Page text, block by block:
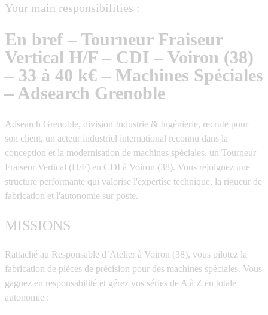
Your main responsibilities :
En bref – Tourneur Fraiseur
Vertical H/F – CDI – Voiron (38)
– 33 à 40 k€ – Machines Spéciales
– Adsearch Grenoble
Adsearch Grenoble, division Industrie & Ingénierie, recrute pour
son client, un acteur industriel international reconnu dans la
conception et la modernisation de machines spéciales, un Tourneur
Fraiseur Vertical (H/F) en CDI à Voiron (38). Vous rejoignez une
structure performante qui valorise l'expertise technique, la rigueur de
fabrication et l'autonomie sur poste.
MISSIONS
Rattaché au Responsable d’Atelier à Voiron (38), vous pilotez la
fabrication de pièces de précision pour des machines spéciales. Vous
gagnez en responsabilité et gérez vos séries de A à Z en totale
autonomie :